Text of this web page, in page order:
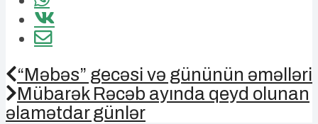
“Məbəs” gecəsi və gününün əməlləri
Mübarək Rəcəb ayında qeyd olunan
əlamətdar günlər